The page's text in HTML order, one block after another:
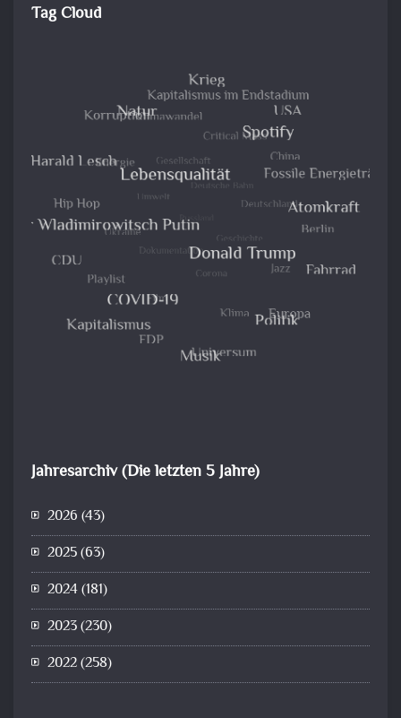
Tag Cloud
Jahresarchiv (Die letzten 5 Jahre)
2026 (43)
2025(63)
2024(181)
2023(230)
2022(258)